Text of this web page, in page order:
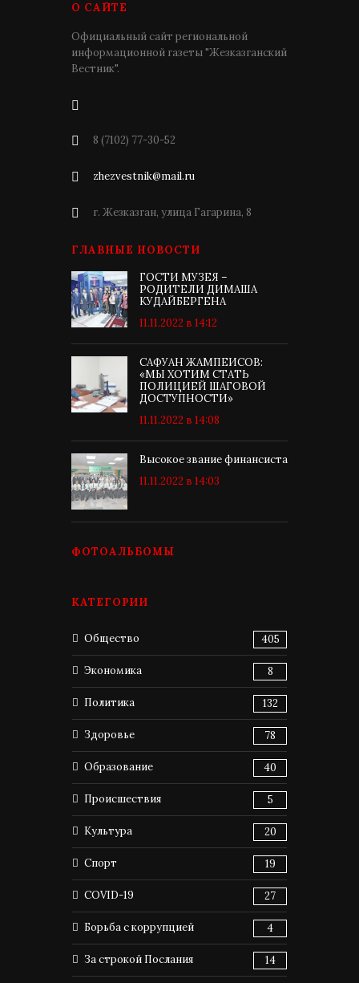
О САЙТЕ
Официальный сайт региональной
информационной газеты "Жезказганский
Вестник".
8 (7102) 77-30-52
zhezvestnik@mail.ru
г. Жезказган, улица Гагарина, 8
ГЛАВНЫЕ НОВОСТИ
ГОСТИ МУЗЕЯ –
РОДИТЕЛИ ДИМАША
КУДАЙБЕРГЕНА
11.11.2022 в 14:12
САФУАН ЖАМПЕИСОВ:
«МЫ ХОТИМ СТАТЬ
ПОЛИЦИЕЙ ШАГОВОЙ
ДОСТУПНОСТИ»
11.11.2022 в 14:08
Высокое звание финансиста
11.11.2022 в 14:03
ФОТОАЛЬБОМЫ
КАТЕГОРИИ
Общество 405
Экономика 8
Политика 132
Здоровье 78
Образование 40
Происшествия 5
Культура 20
Спорт 19
COVID-19 27
Борьба с коррупцией 4
За строкой Послания 14